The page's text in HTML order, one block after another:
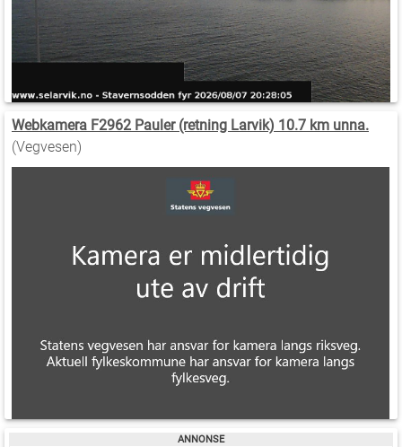
Webkamera F2962 Pauler (retning Larvik) 10.7 km unna.
(Vegvesen)